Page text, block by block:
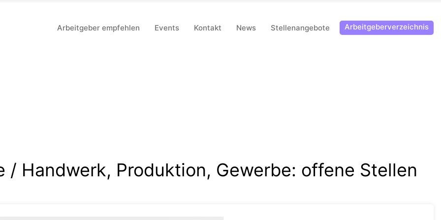
Arbeitgeber empfehlen Events Kontakt News Stellenangebote Arbeitgeberverzeichnis
Handwerk, Produktion, Gewerbe: offene Stellen